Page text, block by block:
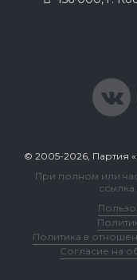
© 2005-2026, Партия
При полном или
Политика в
Согласие на